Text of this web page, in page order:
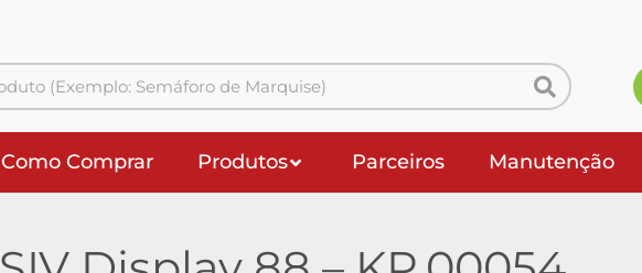
Como Comprar Produtos Parceiros Manutenção